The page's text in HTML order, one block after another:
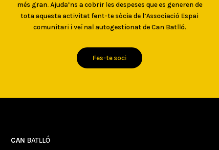
més gran. Ajuda’ns a cobrir les despeses que es generen de
tota aquesta activitat fent-te sòcia de l’Associació Espai
comunitari i veïnal autogestionat de Can Batlló.
Fes-te soci
CAN BATLLÓ